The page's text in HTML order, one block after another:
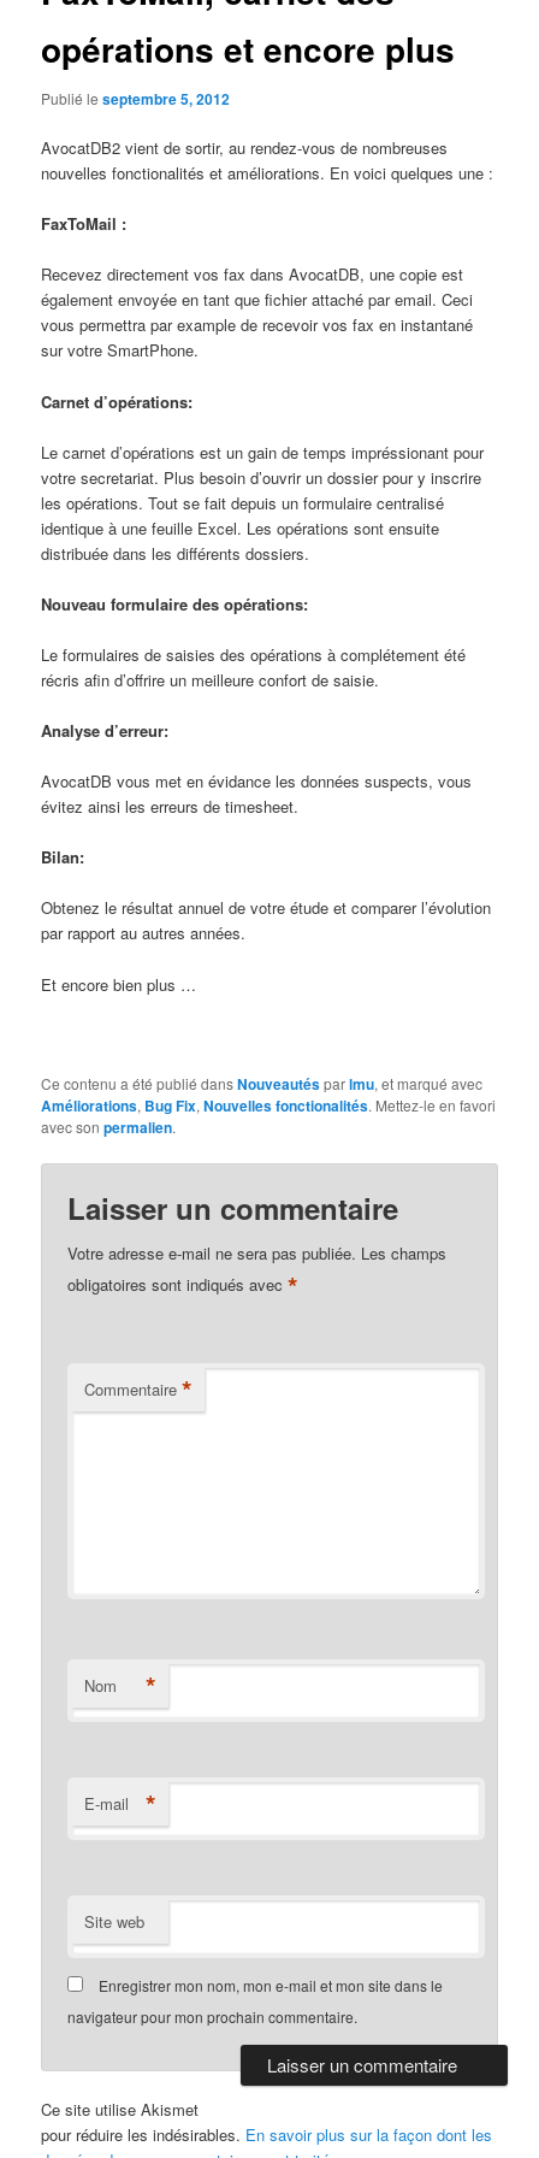
opérations et encore plus
Publié leseptembre 5, 2012
AvocatDB2 vient de sortir, au rendez-vous de nombreuses
nouvelles fonctionalités et améliorations. En voici quelques une :
FaxToMail :
Recevez directement vos fax dans AvocatDB, une copie est
également envoyée en tant que fichier attaché par email. Ceci
vous permettra par example de recevoir vos fax en instantané
sur votre SmartPhone.
Carnet d’opérations:
Le carnet d’opérations est un gain de temps impréssionant pour
votre secretariat. Plus besoin d’ouvrir un dossier pour y inscrire
les opérations. Tout se fait depuis un formulaire centralisé
identique à une feuille Excel. Les opérations sont ensuite
distribuée dans les différents dossiers.
Nouveau formulaire des opérations:
Le formulaires de saisies des opérations à complétement été
récris afin d’offrire un meilleure confort de saisie.
Analyse d’erreur:
AvocatDB vous met en évidance les données suspects, vous
évitez ainsi les erreurs de timesheet.
Bilan:
Obtenez le résultat annuel de votre étude et comparer l’évolution
par rapport au autres années.
Et encore bien plus …
Ce contenu a été publié dansNouveautésparlmu, et marqué avec
Améliorations, Bug Fix,Nouvelles fonctionalités. Mettez-le en favori
avec sonpermalien.
Laisser un commentaire
Votre adresse e-mail ne sera pas publiée. Les champs
obligatoires sont indiqués avec*
Commentaire *
Nom *
E-mail *
Site web
Enregistrer mon nom, mon e-mail et mon site dans le
navigateur pour mon prochain commentaire.
Ce site utilise Akismet
pour réduire les indésirables. En savoir plus sur la façon dont les